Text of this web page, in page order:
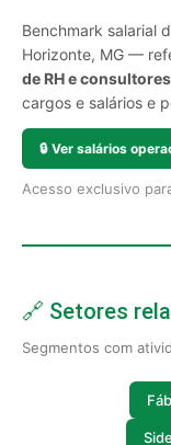
Benchmark salarial
Horizonte, MG —
de RH e consultores
cargos e salários e
🔒 Ver salários
Acesso exclusivo
🔗 Setores
Segmentos com